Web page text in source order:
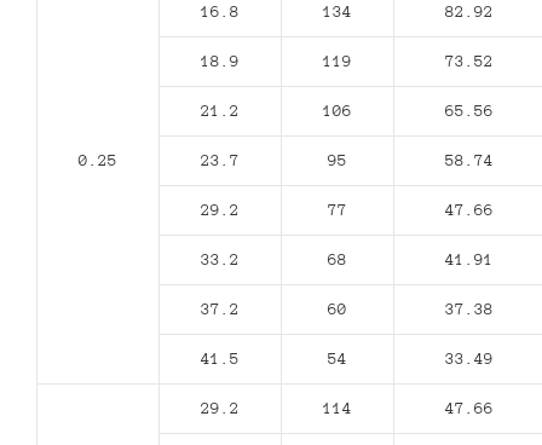
0.25
16.8 134 82.92
18.9 119 73.52
21.2 106 65.56
23.7 95 58.74
29.2 77 47.66
33.2 68 41.91
37.2 60 37.38
41.5 54 33.49
29.2 114 47.66